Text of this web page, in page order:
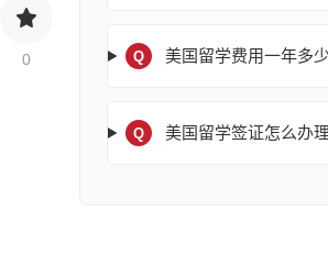
0 Q 美国留学费用一年多少
Q 美国留学签证怎么办理